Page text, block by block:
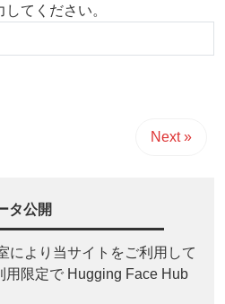
てください。
Next »
タ公開
により当サイトをご利用して
用限定で Hugging Face Hub